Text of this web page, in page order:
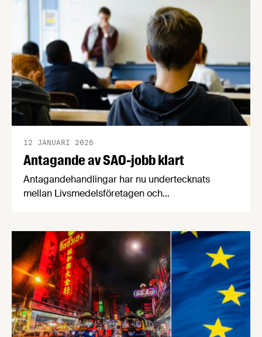
Elisabet Rytter, forsknings- och nutritionsansvarig
på Livsmedelsföretagen, är mycket kritisk till.
Antagande av SAO-jobb klart
12 JANUARI 2026
Antagandehandlingar har nu undertecknats
mellan Livsmedelsföretagen och
möjliggör för elever i årskurs 8 och 9 att delta i
SAO-jobb, Studiemotiverande
Arbetslivsorientering.